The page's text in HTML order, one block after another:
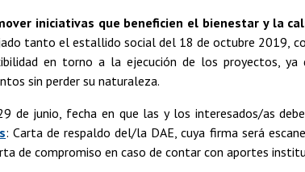
iniciativas que beneficien el bienestar y la
tanto el estallido social del 18 de octubre 2019,
en torno a la ejecución de los proyectos, ya
sin perder su naturaleza.
de junio, fecha en que las y los interesados/as
: Carta de respaldo del/la DAE, cuya firma será
de compromiso en caso de contar con aportes